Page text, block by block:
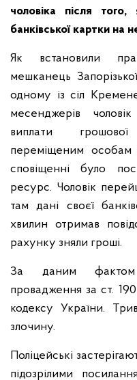
чоловіка після того,
банківської картки на
Як встановили
мешканець
одному із сіл
месенджерів
виплати
переміщеним
сповіщенні було
ресурс. Чоловік
там дані своєї
хвилин отримав
рахунку зняли гроші.
За даним фактом
провадження за ст.
кодексу України.
злочину.
Поліцейські
підозрілими